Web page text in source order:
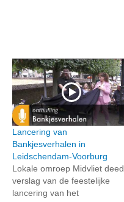
Lancering van
Bankjesverhalen in
Leidschendam-Voorburg
Lokale omroep Midvliet deed
verslag van de feestelijke
lancering van het